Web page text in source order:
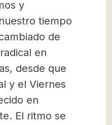
y
tiempo
de
en
desde que
y el Viernes
en
El ritmo se